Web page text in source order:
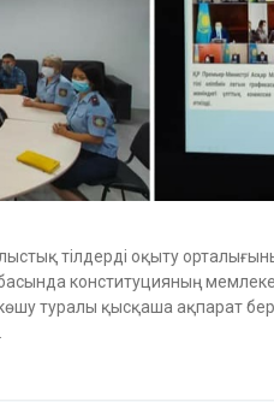
тілдерді оқыту
конституцияның
туралы қысқаша ақпарат